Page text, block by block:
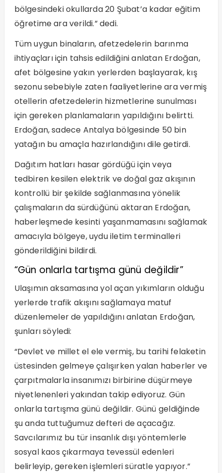
bölgesindeki okullarda 20 Şubat’a kadar eğitim
öğretime ara verildi.” dedi.
Tüm uygun binaların, afetzedelerin barınma
ihtiyaçları için tahsis edildiğini anlatan Erdoğan,
afet bölgesine yakın yerlerden başlayarak, kış
sezonu sebebiyle zaten faaliyetlerine ara vermiş
otellerin afetzedelerin hizmetlerine sunulması
için gereken planlamaların yapıldığını belirtti.
Erdoğan, sadece Antalya bölgesinde 50 bin
yatağın bu amaçla hazırlandığını dile getirdi.
Dağıtım hatları hasar gördüğü için veya
tedbiren kesilen elektrik ve doğal gaz akışının
kontrollü bir şekilde sağlanmasına yönelik
çalışmaların da sürdüğünü aktaran Erdoğan,
haberleşmede kesinti yaşanmamasını sağlamak
amacıyla bölgeye, uydu iletim terminalleri
gönderildiğini bildirdi.
“Gün onlarla tartışma günü değildir”
Ulaşımın aksamasına yol açan yıkımların olduğu
yerlerde trafik akışını sağlamaya matuf
düzenlemeler de yapıldığını anlatan Erdoğan,
şunları söyledi:
“Devlet ve millet el ele vermiş, bu tarihi felaketin
üstesinden gelmeye çalışırken yalan haberler ve
çarpıtmalarla insanımızı birbirine düşürmeye
niyetlenenleri yakından takip ediyoruz. Gün
onlarla tartışma günü değildir. Günü geldiğinde
şu anda tuttuğumuz defteri de açacağız.
Savcılarımız bu tür insanlık dışı yöntemlerle
sosyal kaos çıkarmaya tevessül edenleri
belirleyip, gereken işlemleri süratle yapıyor.”